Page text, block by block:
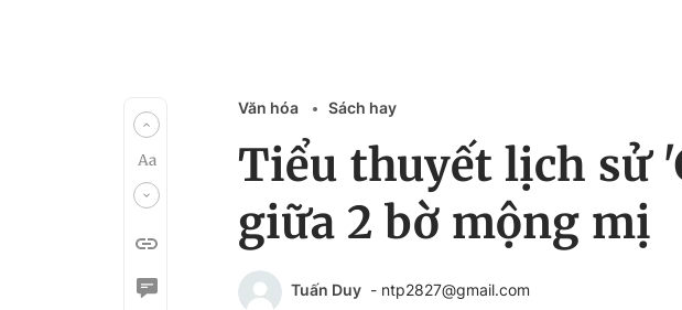
Văn hóa Sách hay
Tiểu thuyết lịch sử
giữa 2 bờ mộng mị
Tuấn Duy - ntp2827@gmail.com